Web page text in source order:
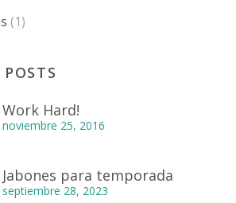
(1)
Work Hard!
noviembre 25, 2016
Jabones para temporada
septiembre 28, 2023